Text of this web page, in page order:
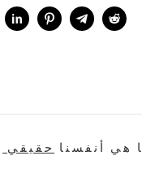
هي أنفسنا حقيقي